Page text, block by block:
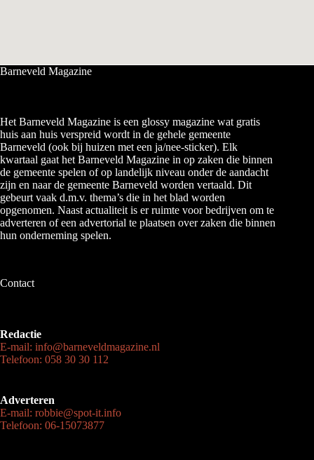
Barneveld Magazine
Het Barneveld Magazine is een glossy magazine wat gratis
huis aan huis verspreid wordt in de gehele gemeente
Barneveld (ook bij huizen met een ja/nee-sticker). Elk
kwartaal gaat het Barneveld Magazine in op zaken die binnen
de gemeente spelen of op landelijk niveau onder de aandacht
zijn en naar de gemeente Barneveld worden vertaald. Dit
gebeurt vaak d.m.v. thema’s die in het blad worden
opgenomen. Naast actualiteit is er ruimte voor bedrijven om te
adverteren of een advertorial te plaatsen over zaken die binnen
hun onderneming spelen.
Contact
Redactie
E-mail: info@barneveldmagazine.nl
Telefoon: 058 30 30 112
Adverteren
E-mail: robbie@spot-it.info
Telefoon: 06-15073877